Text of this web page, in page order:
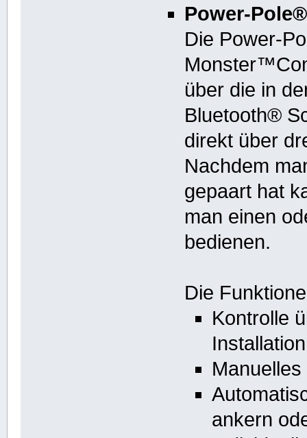
Power-
Die Power-
über die in
Bluetooth®
direkt über
Nachdem
gepaart hat
man einen
bedienen.
Die
Kontrolle
Installation
ankern